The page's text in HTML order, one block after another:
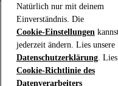
Natürlich nur mit deinem
Einverständnis. Die
Cookie-Einstellungen
jederzeit ändern. Lies unsere
Datenschutzerklärung.
Cookie-Richtlinie des
Datenverarbeiters